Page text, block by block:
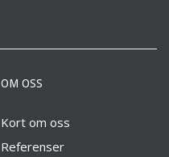
OM OSS
Kort om oss
Referenser